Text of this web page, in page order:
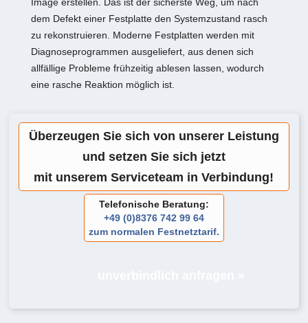
dem Defekt einer Festplatte den Systemzustand rasch
zu rekonstruieren. Moderne Festplatten werden mit
Diagnoseprogrammen ausgeliefert, aus denen sich
allfällige Probleme frühzeitig ablesen lassen, wodurch
eine rasche Reaktion möglich ist.
Überzeugen Sie sich von unserer Leistung
und setzen Sie sich jetzt
mit unserem Serviceteam in Verbindung!
Telefonische Beratung:
+49 (0)8376 742 99 64
zum normalen Festnetztarif.